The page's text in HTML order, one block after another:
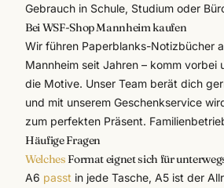
Gebrauch in Schule, Studium oder
Bei WSF-Shop Mannheim kaufen
Wir führen Paperblanks-Notizbücher
Mannheim seit Jahren – komm vorbei
die Motive. Unser Team berät dich
und mit unserem Geschenkservice
zum perfekten Präsent.
Häufige Fragen
Welches Format eignet sich für
A6 passt in jede Tasche, A5 ist der